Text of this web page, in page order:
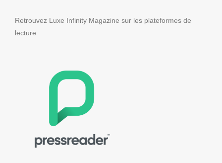
Retrouvez Luxe Infinity Magazine sur les plateformes de
lecture